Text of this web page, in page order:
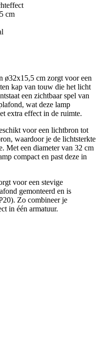
cm
cm zorgt voor een
kap van touw die het licht
een zichtbaar spel van
wat deze lamp
extra effect in de ruimte.
voor een lichtbron tot
waardoor je de lichtsterkte
Met een diameter van 32 cm
compact en past deze in
voor een stevige
gemonteerd en is
Zo combineer je
in één armatuur.